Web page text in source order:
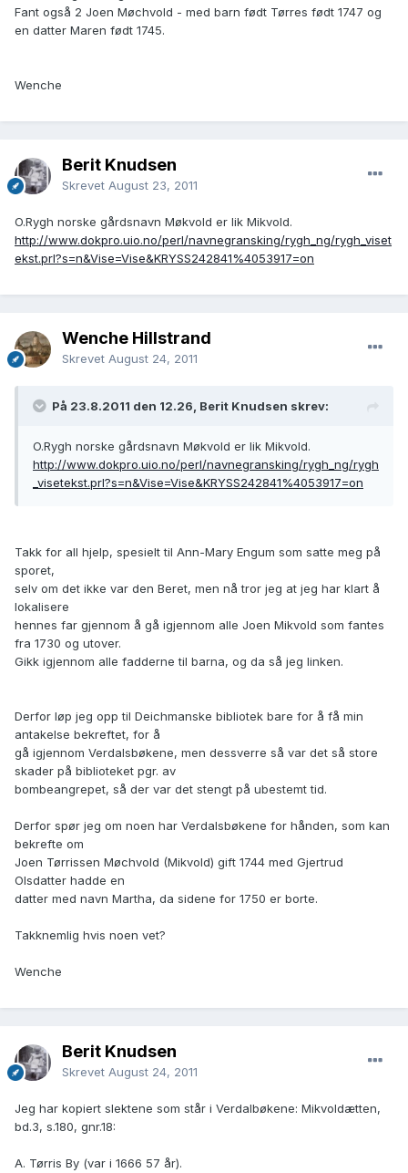
Fant også 2 Joen Møchvold - med barn født Tørres født 1747 og
en datter Maren født 1745.
Wenche
Berit Knudsen
Skrevet August 23, 2011
O.Rygh norske gårdsnavn Møkvold er lik Mikvold.
http://www.dokpro.uio.no/perl/navnegransking/rygh_ng/rygh_viset
ekst.prl?s=n&Vise=Vise&KRYSS242841%4053917=on
Wenche Hillstrand
Skrevet August 24, 2011
På 23.8.2011 den 12.26, Berit Knudsen skrev:
O.Rygh norske gårdsnavn Møkvold er lik Mikvold.
http://www.dokpro.uio.no/perl/navnegransking/rygh_ng/rygh
_visetekst.prl?s=n&Vise=Vise&KRYSS242841%4053917=on
Takk for all hjelp, spesielt til Ann-Mary Engum som satte meg på
sporet,
selv om det ikke var den Beret, men nå tror jeg at jeg har klart å
lokalisere
hennes far gjennom å gå igjennom alle Joen Mikvold som fantes
fra 1730 og utover.
Gikk igjennom alle fadderne til barna, og da så jeg linken.
Derfor løp jeg opp til Deichmanske bibliotek bare for å få min
antakelse bekreftet, for å
gå igjennom Verdalsbøkene, men dessverre så var det så store
skader på biblioteket pgr. av
bombeangrepet, så der var det stengt på ubestemt tid.
Derfor spør jeg om noen har Verdalsbøkene for hånden, som kan
bekrefte om
Joen Tørrissen Møchvold (Mikvold) gift 1744 med Gjertrud
Olsdatter hadde en
datter med navn Martha, da sidene for 1750 er borte.
Takknemlig hvis noen vet?
Wenche
Berit Knudsen
Skrevet August 24, 2011
Jeg har kopiert slektene som står i Verdalbøkene: Mikvoldætten,
bd.3, s.180, gnr.18:
A. Tørris By (var i 1666 57 år).